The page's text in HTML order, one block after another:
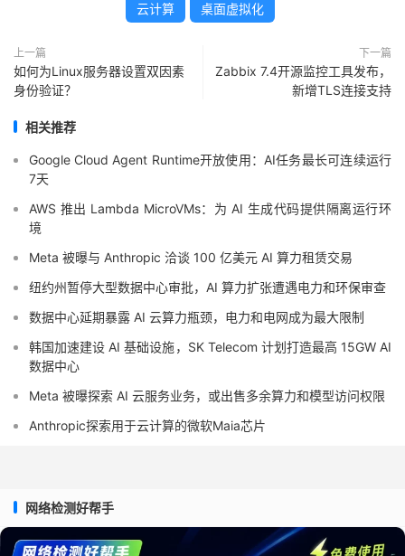
云计算 桌面虚拟化
上一篇
如何为Linux服务器设置双因素
身份验证？
下一篇
Zabbix 7.4开源监控工具发布，
新增TLS连接支持
相关推荐
Google Cloud Agent Runtime开放使用：AI任务最长可连续运行
7天
AWS 推出 Lambda MicroVMs：为 AI 生成代码提供隔离运行环
境
Meta 被曝与 Anthropic 洽谈 100 亿美元 AI 算力租赁交易
纽约州暂停大型数据中心审批，AI 算力扩张遭遇电力和环保审查
数据中心延期暴露 AI 云算力瓶颈，电力和电网成为最大限制
韩国加速建设 AI 基础设施，SK Telecom 计划打造最高 15GW AI
数据中心
Meta 被曝探索 AI 云服务业务，或出售多余算力和模型访问权限
Anthropic探索用于云计算的微软Maia芯片
网络检测好帮手